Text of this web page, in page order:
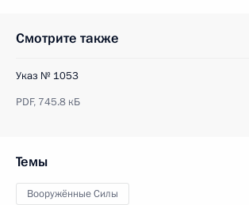
Смотрите также
Указ № 1053
PDF, 745.8 кБ
Темы
Вооружённые Силы